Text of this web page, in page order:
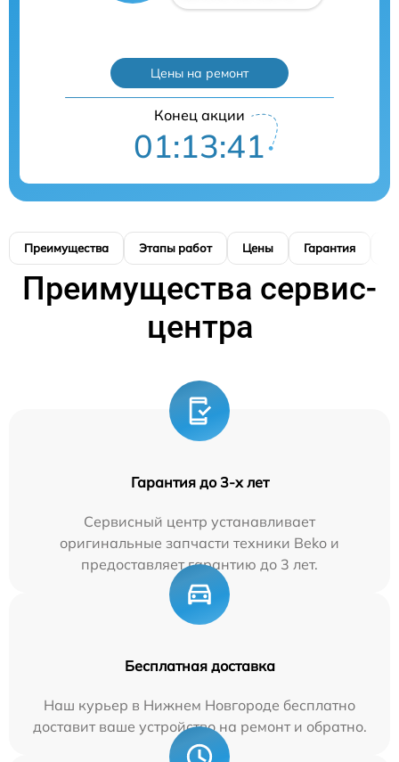
Цены на ремонт
Конец акции
01:13:40
Преимущества Этапы работ Цены Гарантия
Преимущества сервис-
центра
Гарантия до 3-х лет
Сервисный центр устанавливает
оригинальные запчасти техники Beko и
предоставляет гарантию до 3 лет.
Бесплатная доставка
Наш курьер в Нижнем Новгороде бесплатно
доставит ваше устройство на ремонт и обратно.